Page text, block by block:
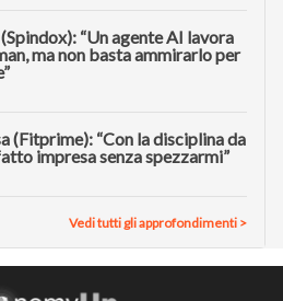
“Un agente AI lavora
ma non basta ammirarlo per
(Fitprime): “Con la disciplina da
impresa senza spezzarmi”
Vedi tutti gli approfondimenti >